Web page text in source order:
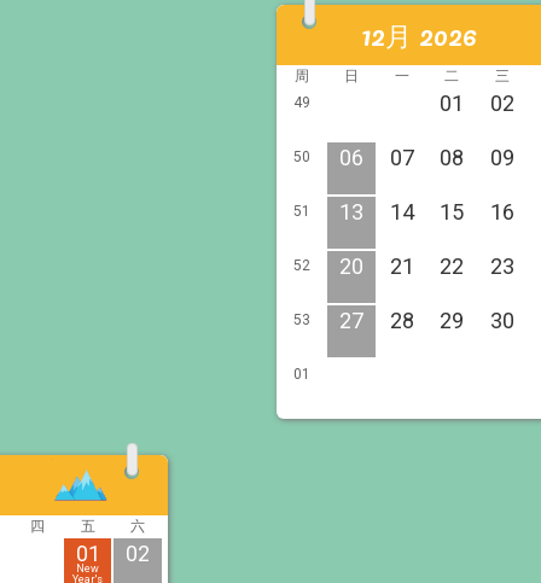
12月 2026
周 日 一 二
三
49
01 02
50 06 07 08 09
51 13 14 15 16
52 20 21 22 23
53 27 28 29 30
01
四 五 六
01
New
Year's
02